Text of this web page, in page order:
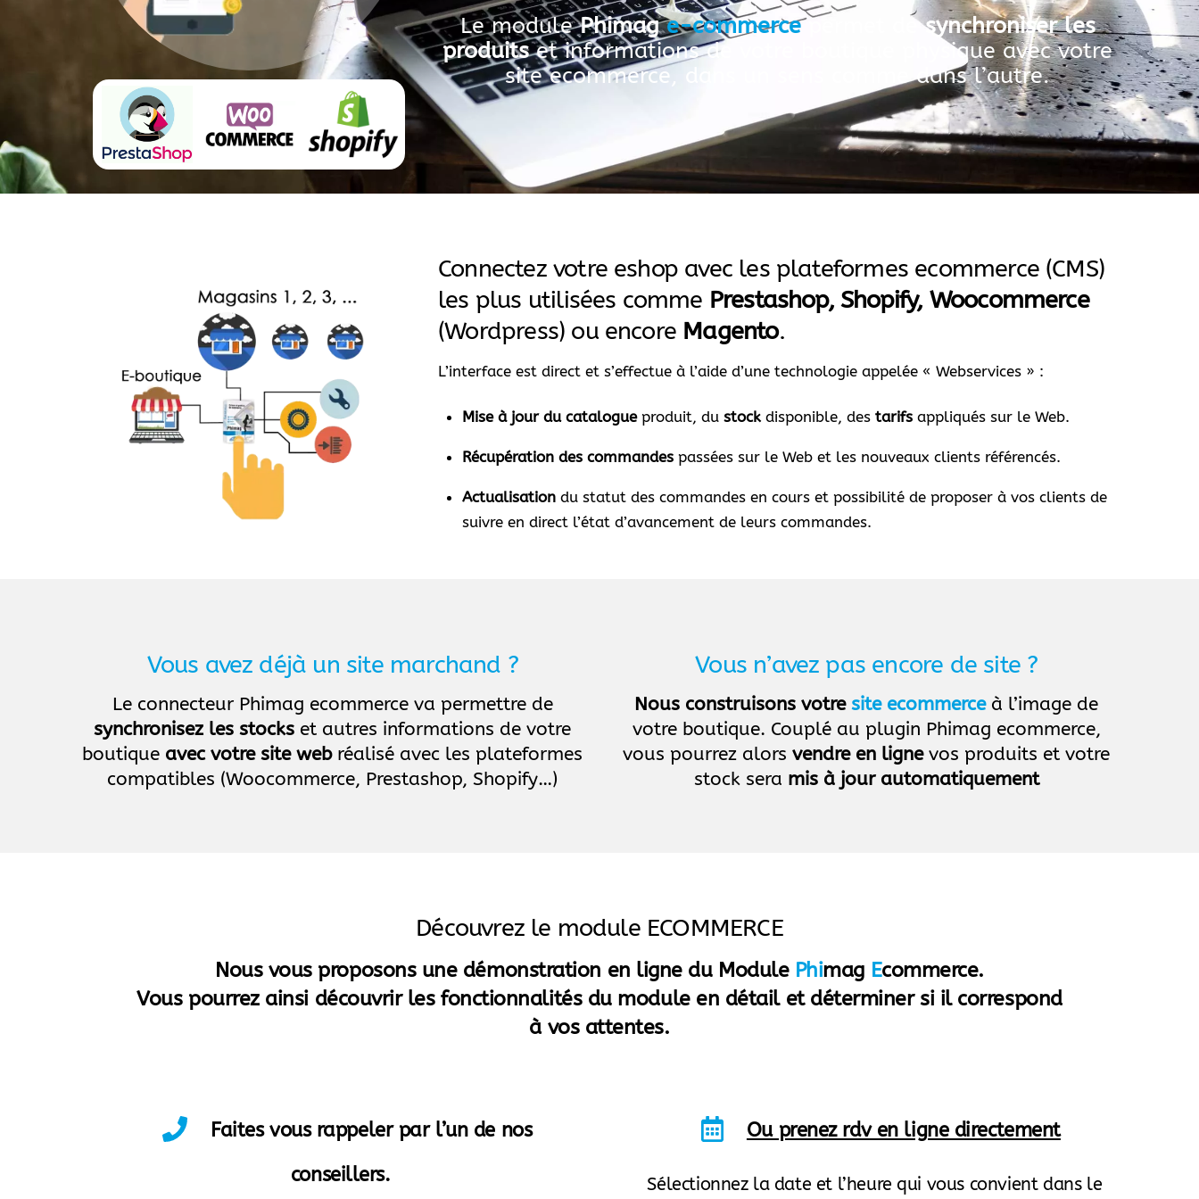
Le modulePhimage-commercepermet desynchroniser les
produitset informations de votre boutique physique avec votre
site ecommerce, dans un sens comme dans l’autre.
Connectez votre eshop avec les plateformes ecommerce (CMS)
les plus utilisées comme Prestashop, Shopify, Woocommerce
(Wordpress) ou encore Magento.
L’interface est direct et s’effectue à l’aide d’une technologie appelée « Webservices » :
Mise à jour du catalogueproduit, dustockdisponible, destarifs appliqués sur le Web.
Récupération des commandes passées sur le Web et les nouveaux clients référencés.
Actualisation du statut des commandes en cours et possibilité de proposer à vos clients de
suivre en direct l’état d’avancement de leurs commandes.
Vous avez déjà un site marchand ?
Le connecteur Phimag ecommerce va permettre de
synchronisez les stocks et autres informations de votre
boutique avec votre site webréalisé avec les plateformes
compatibles (Woocommerce, Prestashop, Shopify…)
Vous n’avez pas encore de site ?
Nous construisons votresite ecommerceà l’image de
votre boutique. Couplé au plugin Phimag ecommerce,
vous pourrez alorsvendre en lignevos produits et votre
stock sera mis à jour automatiquement
Découvrez le module ECOMMERCE
Nous vous proposons une démonstration en ligne du Module Phimag Ecommerce.
Vous pourrez ainsi découvrir les fonctionnalités du module en détail et déterminer si il correspond
à vos attentes.
Faites vous rappeler par l’un de nos
conseillers.
Ou prenez rdv en ligne directement
Sélectionnez la date et l’heure qui vous convient dans le